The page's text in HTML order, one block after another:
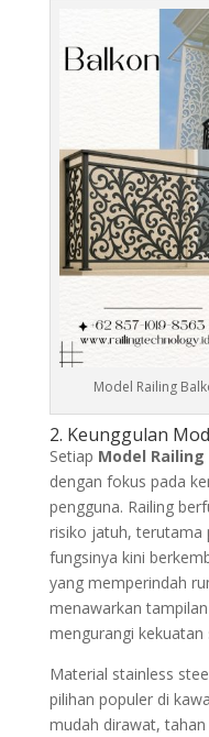
Model Railing
2. Keunggulan
Setiap Model
dengan fokus pada
pengguna. Railing
risiko jatuh, terutama
fungsinya kini
yang memperindah
menawarkan
mengurangi kekuatan
Material stainless
pilihan populer di
mudah dirawat,